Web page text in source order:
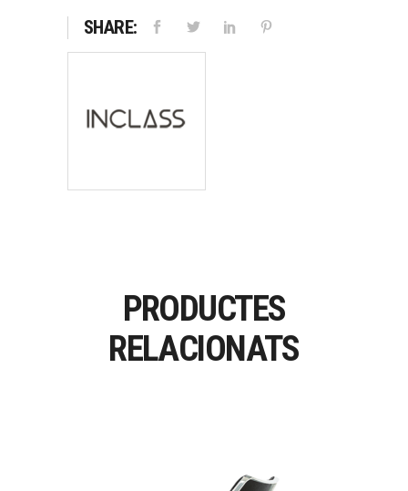
SHARE:
PRODUCTES
RELACIONATS